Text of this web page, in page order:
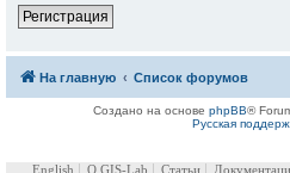
Регистрация
На главную Список форумов
Создано на основе phpBB®
Русская
English О GIS-Lab Статьи